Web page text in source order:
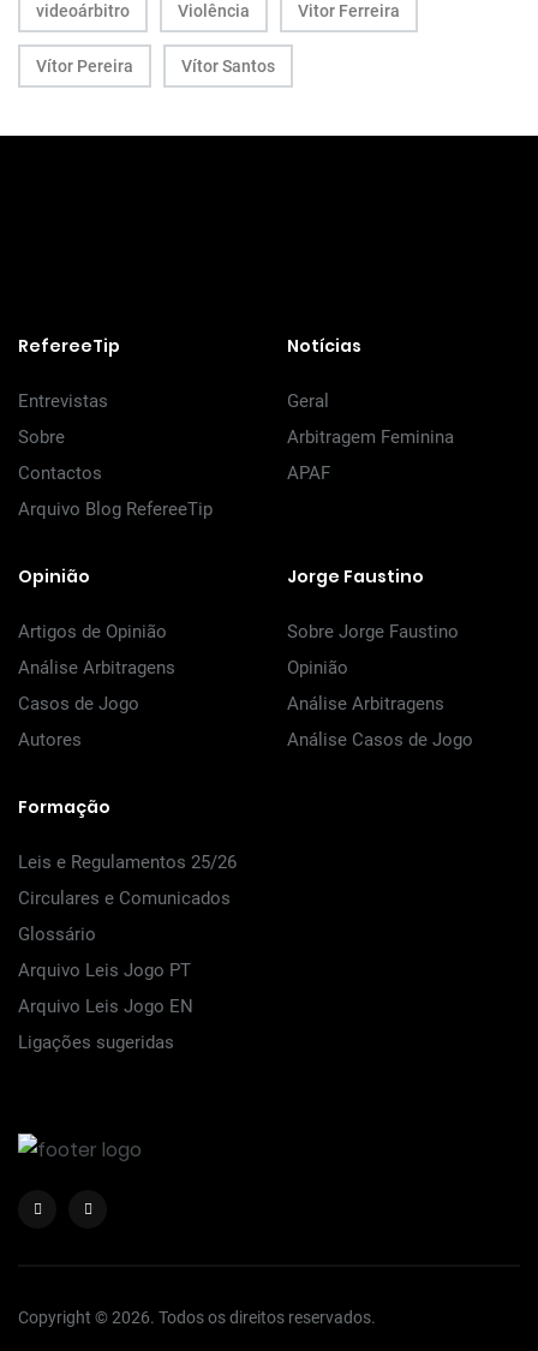
videoárbitro Violência Vitor Ferreira
Vítor Pereira Vítor Santos
RefereeTip
Entrevistas
Sobre
Contactos
Arquivo Blog RefereeTip
Notícias
Geral
Arbitragem Feminina
APAF
Opinião
Artigos de Opinião
Análise Arbitragens
Casos de Jogo
Autores
Jorge Faustino
Sobre Jorge Faustino
Opinião
Análise Arbitragens
Análise Casos de Jogo
Formação
Leis e Regulamentos 25/26
Circulares e Comunicados
Glossário
Arquivo Leis Jogo PT
Arquivo Leis Jogo EN
Ligações sugeridas
Copyright © 2026. Todos os direitos reservados.